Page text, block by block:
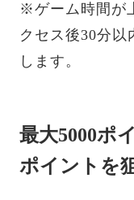
※ゲーム時間が
クセス後30分以
します。
最大5000ポ
ポイントを